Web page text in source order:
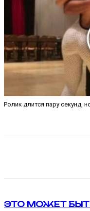
Ролик длится пару секунд,
ЭТО МОЖЕТ